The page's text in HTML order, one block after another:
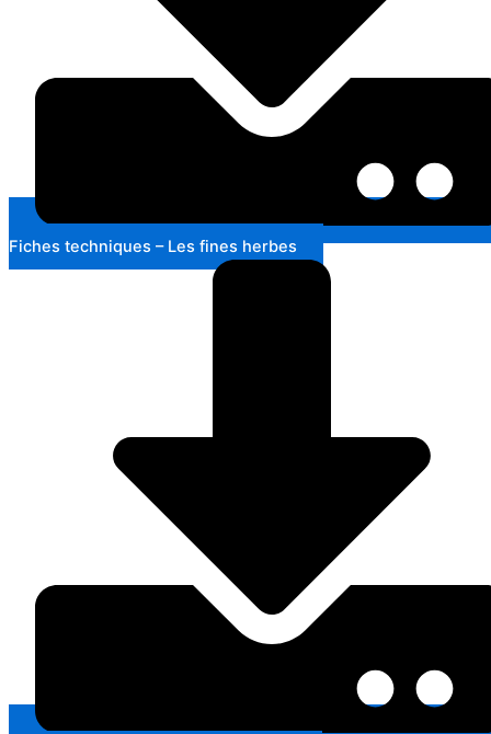
Fiches techniques – Les fines herbes